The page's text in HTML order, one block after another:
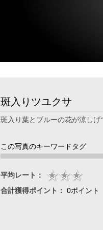
斑入りツユクサ
斑入り葉とブルーの花が涼しげ
この写真のキーワードタグ
平均レート：
合計獲得ポイント： 0ポイント